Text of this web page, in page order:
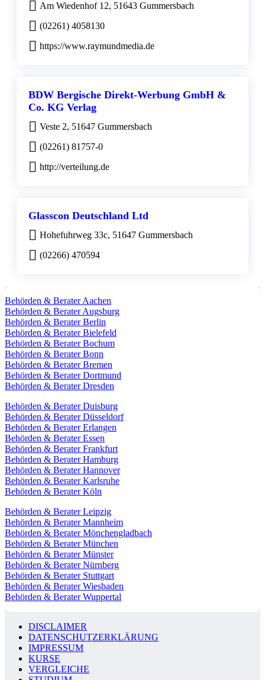
Am Wiedenhof 12, 51643 Gummersbach
(02261) 4058130
https://www.raymundmedia.de
BDW Bergische Direkt-Werbung GmbH &
Co. KG Verlag
Veste 2, 51647 Gummersbach
(02261) 81757-0
http://verteilung.de
Glasscon Deutschland Ltd
Hohefuhrweg 33c, 51647 Gummersbach
(02266) 470594
Behörden & Berater Aachen
Behörden & Berater Augsburg
Behörden & Berater Berlin
Behörden & Berater Bielefeld
Behörden & Berater Bochum
Behörden & Berater Bonn
Behörden & Berater Bremen
Behörden & Berater Dortmund
Behörden & Berater Dresden
Behörden & Berater Duisburg
Behörden & Berater Düsseldorf
Behörden & Berater Erlangen
Behörden & Berater Essen
Behörden & Berater Frankfurt
Behörden & Berater Hamburg
Behörden & Berater Hannover
Behörden & Berater Karlsruhe
Behörden & Berater Köln
Behörden & Berater Leipzig
Behörden & Berater Mannheim
Behörden & Berater Mönchengladbach
Behörden & Berater München
Behörden & Berater Münster
Behörden & Berater Nürnberg
Behörden & Berater Stuttgart
Behörden & Berater Wiesbaden
Behörden & Berater Wuppertal
DISCLAIMER
DATENSCHUTZERKLÄRUNG
IMPRESSUM
KURSE
VERGLEICHE